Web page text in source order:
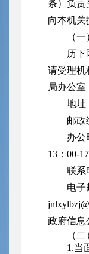
条）负责
向本机关
（
历下
请受理机
局办公室
地址
邮政
办公
13：00-
联系
电子
政府信息
（
1.当